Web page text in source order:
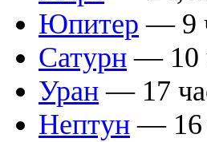
Юпитер — 9
Сатурн — 10
Уран — 17
Нептун — 16